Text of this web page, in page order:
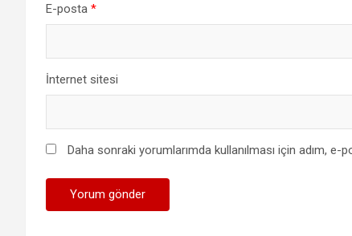
E-posta *
İnternet sitesi
Daha sonraki yorumlarımda kullanılması için adım,